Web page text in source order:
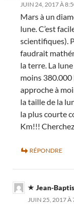
JUIN 24, 2017 À
Mars à un
lune. C’est
scientifiques).
faudrait
la terre. La
moins
approche à
la taille de la
la plus courte
Km!!!
RÉPONDRE
Jean-
JUIN 25, 2017 À